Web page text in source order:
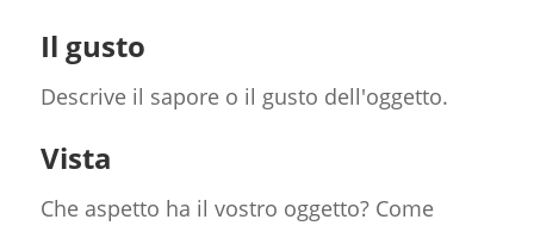
Il gusto
Descrive il sapore o il gusto dell'oggetto.
Vista
Che aspetto ha il vostro oggetto? Come